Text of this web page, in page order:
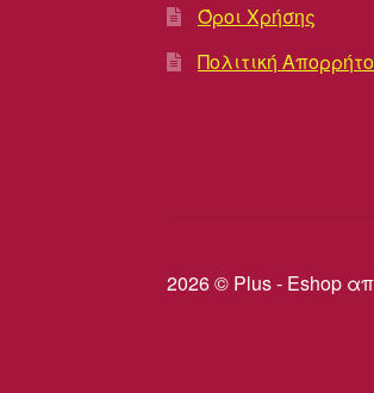
Όροι Χρήσης
Πολιτική
2026 © Plus - Eshop